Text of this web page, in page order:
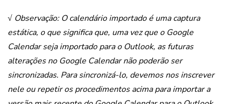
√ Observação: O calendário importado é uma captura
estática, o que significa que, uma vez que o Google
Calendar seja importado para o Outlook, as futuras
alterações no Google Calendar não poderão ser
sincronizadas. Para sincronizá-lo, devemos nos inscrever
nele ou repetir os procedimentos acima para importar a